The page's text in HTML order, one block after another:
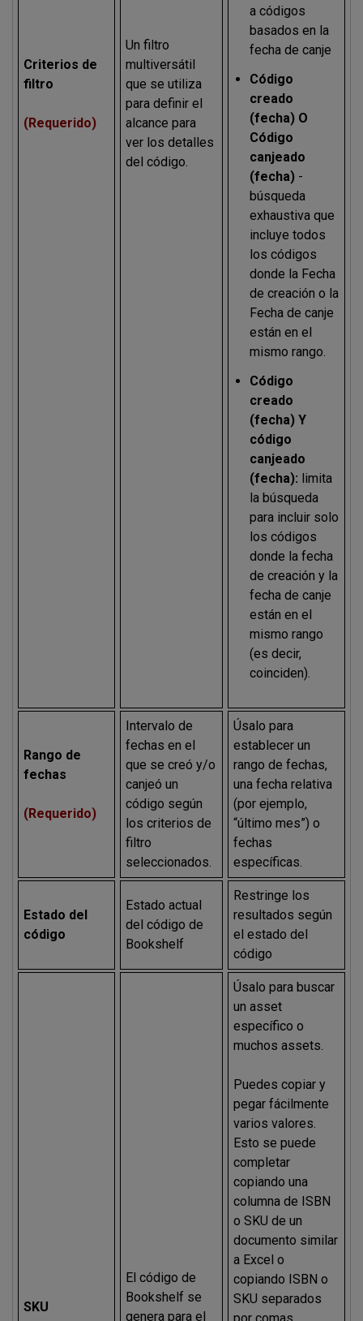
Criterios de
filtro
(Requerido)
Un filtro
multiversátil
que se utiliza
para definir el
alcance para
ver los detalles
del código.
a códigos
basados en la
fecha de canje
Código
creado
(fecha) O
Código
canjeado
(fecha) -
búsqueda
exhaustiva que
incluye todos
los códigos
donde la Fecha
de creación o la
Fecha de canje
están en el
mismo rango.
Código
creado
(fecha) Y
código
canjeado
(fecha): limita
la búsqueda
para incluir solo
los códigos
donde la fecha
de creación y la
fecha de canje
están en el
mismo rango
(es decir,
coinciden).
Rango de
fechas
(Requerido)
Intervalo de
fechas en el
que se creó y/o
canjeó un
código según
los criterios de
filtro
seleccionados.
Úsalo para
establecer un
rango de fechas,
una fecha relativa
(por ejemplo,
“último mes”) o
fechas
específicas.
Estado del
código
Estado actual
del código de
Bookshelf
Restringe los
resultados según
el estado del
código
SKU
El código de
Bookshelf se
genera para el
Úsalo para buscar
un asset
específico o
muchos assets.
Puedes copiar y
pegar fácilmente
varios valores.
Esto se puede
completar
copiando una
columna de ISBN
o SKU de un
documento similar
a Excel o
copiando ISBN o
SKU separados